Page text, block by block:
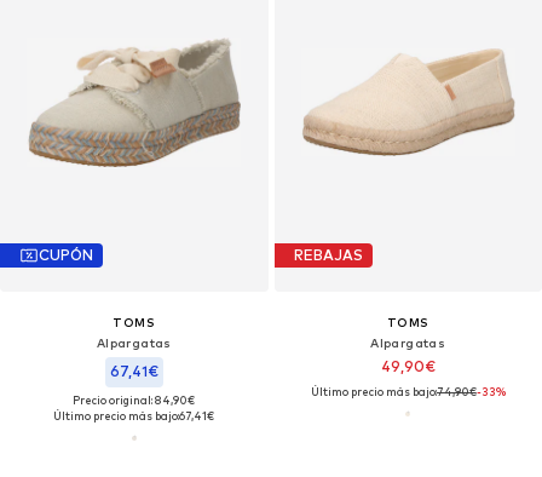
CUPÓN
TOMS
Alpargatas
67,41€
Precio original: 84,90€
Último precio más bajo:67,41€
REBAJAS
TOMS
Alpargatas
49,90€
Último precio más bajo:74,90€-33%